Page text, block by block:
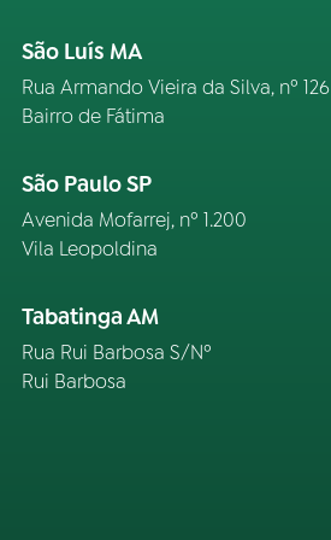
São Luís MA
Rua Armando Vieira da Silva, nº 126
Bairro de Fátima
São Paulo SP
Avenida Mofarrej, nº 1.200
Vila Leopoldina
Tabatinga AM
Rua Rui Barbosa S/Nº
Rui Barbosa